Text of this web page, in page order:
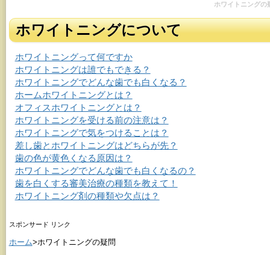
ホワイトニングの
ホワイトニングについて
ホワイトニングって何ですか
ホワイトニングは誰でもできる？
ホワイトニングでどんな歯でも白くなる？
ホームホワイトニングとは？
オフィスホワイトニングとは？
ホワイトニングを受ける前の注意は？
ホワイトニングで気をつけることは？
差し歯とホワイトニングはどちらが先？
歯の色が黄色くなる原因は？
ホワイトニングでどんな歯でも白くなるの？
歯を白くする審美治療の種類を教えて！
ホワイトニング剤の種類や欠点は？
スポンサード リンク
ホーム>ホワイトニングの疑問